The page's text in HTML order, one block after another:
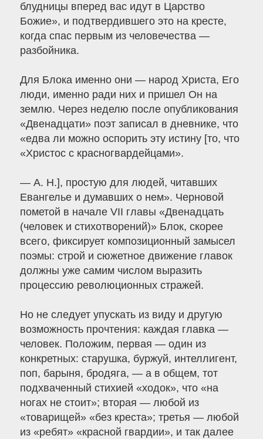
блудницы вперед вас идут в Царство
Божие», и подтвердившего это на кресте,
когда спас первым из человечества —
разбойника.
Для Блока именно они — народ Христа, Его
люди, именно ради них и пришел Он на
землю. Через неделю после опубликования
«Двенадцати» поэт записал в дневнике, что
«едва ли можно оспорить эту истину [то, что
«Христос с красногвардейцами».
— А. Н.], простую для людей, читавших
Евангелье и думавших о нем». Черновой
пометой в начале VII главы «Двенадцать
(человек и стихотворений)» Блок, скорее
всего, фиксирует композиционный замысел
поэмы: строй и сюжетное движение главок
должны уже самим числом выразить
процессию революционных стражей.
Но не следует упускать из виду и другую
возможность прочтения: каждая главка —
человек. Положим, первая — один из
конкретных: старушка, буржуй, интеллигент,
поп, барыня, бродяга, — а в общем, тот
подхваченный стихией «ходок», что «на
ногах не стоит»; вторая — любой из
«товарищей» «без креста»; третья — любой
из «ребят» «красной гвардии», и так далее